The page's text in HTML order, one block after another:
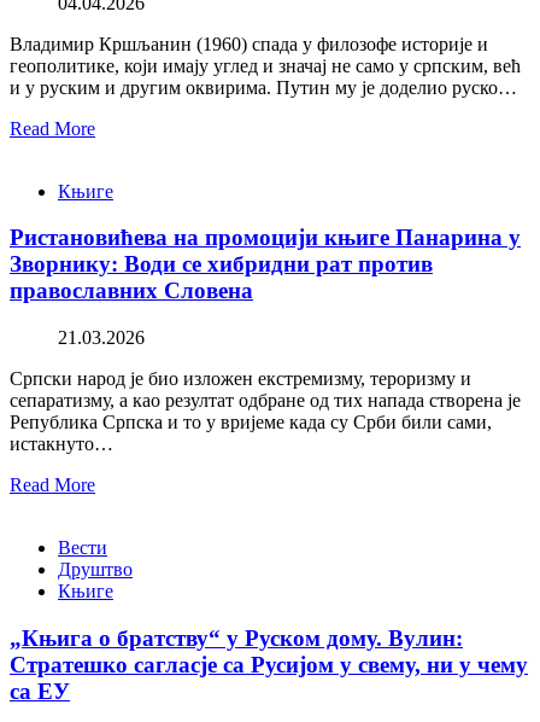
Владимир Кршљанин (1960) спада у филозофе историје и
геополитике, који имају углед и значај не само у српским, већ
и у руским и другим оквирима. Путин му је доделио руско…
Read More
Књиге
Ристановићева на промоцији књиге Панарина у
Зворнику: Води се хибридни рат против
православних Словена
21.03.2026
Српски народ је био изложен екстремизму, тероризму и
сепаратизму, а као резултат одбране од тих напада створена је
Република Српска и то у вријеме када су Срби били сами,
истакнуто…
Read More
Вести
Друштво
Књиге
„Књига о братству“ у Руском дому. Вулин:
Стратешко сагласје са Русијом у свему, ни у чему
са ЕУ